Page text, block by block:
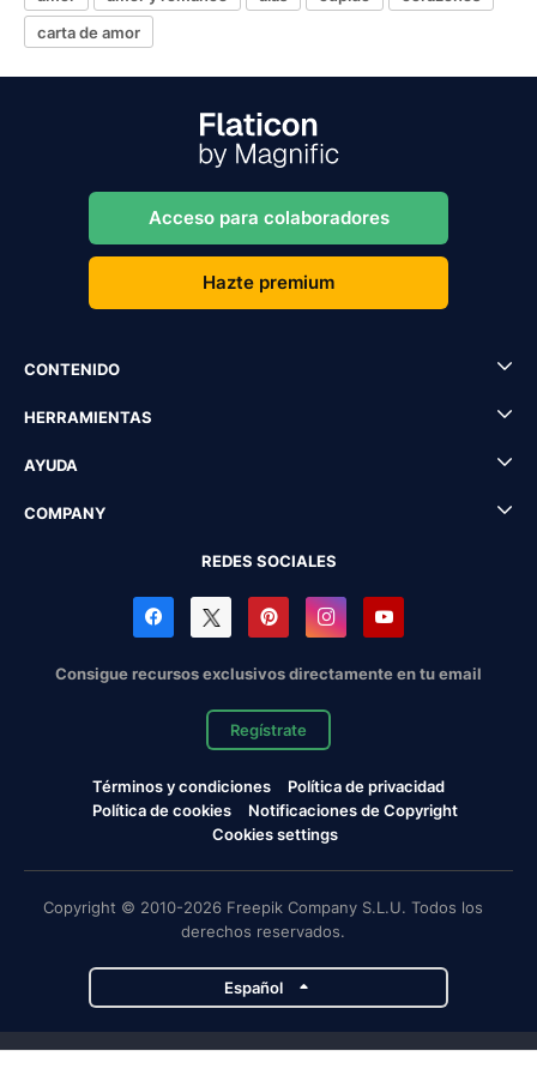
carta de amor
Acceso para colaboradores
Hazte premium
CONTENIDO
HERRAMIENTAS
AYUDA
COMPANY
REDES SOCIALES
Consigue recursos exclusivos directamente en tu email
Regístrate
Términos y condiciones
Política de privacidad
Política de cookies
Notificaciones de Copyright
Cookies settings
Copyright © 2010-2026 Freepik Company S.L.U. Todos los
derechos reservados.
Español